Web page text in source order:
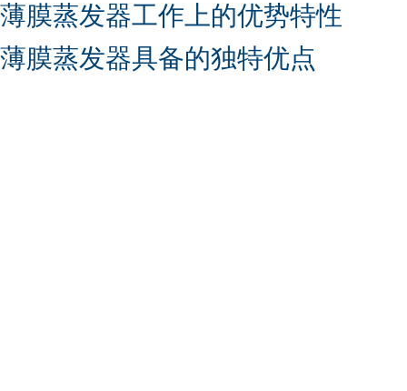
薄膜蒸发器工作上的优势特性
薄膜蒸发器具备的独特优点